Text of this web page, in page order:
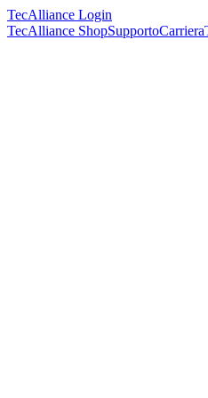
TecAlliance Login
TecAlliance ShopSupportoCarriera